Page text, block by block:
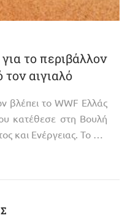
το περιβάλλον
αιγιαλό
βλέπει το WWF Ελλάς
κατέθεσε στη Βουλή
και Ενέργειας. Το …